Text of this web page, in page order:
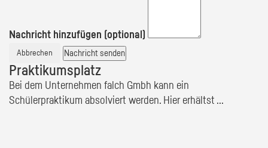
Nachricht hinzufügen (optional)
Abbrechen Nachricht senden
Praktikumsplatz
Bei dem Unternehmen falch Gmbh kann ein
Schülerpraktikum absolviert werden. Hier erhältst ...